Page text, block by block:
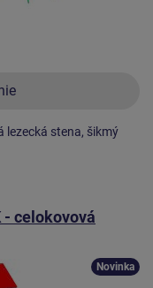
lezecká stena, šikmý
- celokovová
Novinka